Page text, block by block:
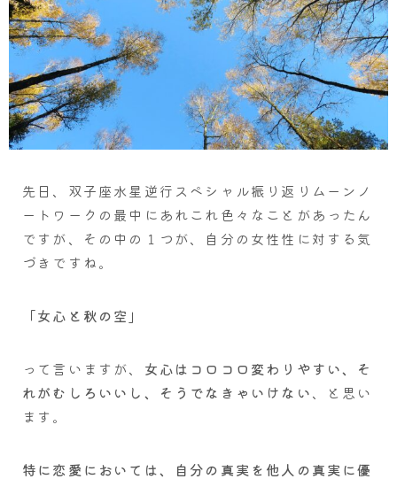
先日、双子座水星逆行スペシャル振り返りムーンノ
ートワークの最中にあれこれ色々なことがあったん
ですが、その中の１つが、自分の女性性に対する気
づきですね。
「女心と秋の空」
って言いますが、 女心はコロコロ変わりやすい、そ
れがむしろいいし、そうでなきゃいけない、と思い
ます。
特に恋愛においては、自分の真実を他人の真実に優